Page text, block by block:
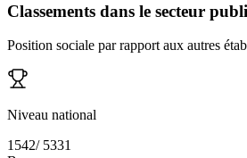
Classements dans le secteur
Position sociale par rapport aux autres
Niveau national
1542/ 5331